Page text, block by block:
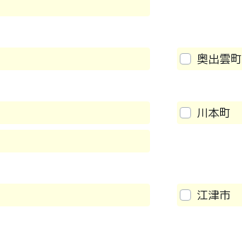
奥出雲町
川本町
江津市